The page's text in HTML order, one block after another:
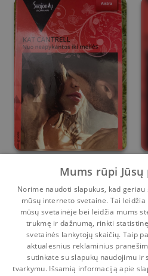
meilėd
Kat Cantrell
3 0
Pradinis Krepšelis Pokalbiai
Mums rūpi
Norime naudoti slapukus, kad
mūsų interneto svetaine. Tai
mūsų svetainėje bei leidžia mums
trukmę ir dažnumą, rinkti
svetainės lankytojų skaičių. Taip
aktualesnius reklaminius
sutinkate su slapukų naudojimu ir
tvarkymu. Išsamią informaciją apie